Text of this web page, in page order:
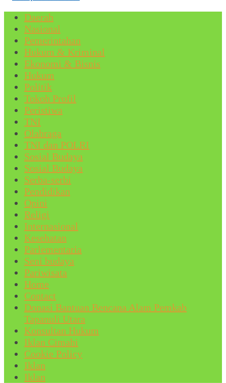
Daerah
Nasional
Pemerintahan
Hukum & Kriminal
Ekonomi & Bisnis
Hukum
Politik
Tokoh Profil
Peristiwa
TNI
Olahraga
TNI dan POLRI
Sosial Budaya
Sosial Budaya
Serba-serbi
Pendidikan
Opini
Religi
Internasional
Kesehatan
Parlementaria
Seni budaya
Pariwisata
Home
Contact
Donasi Bantuan Bencana Alam Pemkab
Tapanuli Utara
Konsultan Hukum
Iklan Cimahi
Cookie Policy
Iklan
Iklan